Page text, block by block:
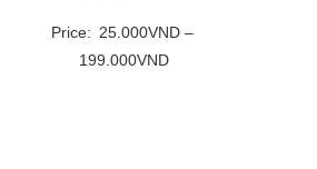
hạng
5 sao
Price: 25.000VND –
199.000VNDKhoảng